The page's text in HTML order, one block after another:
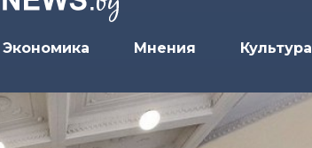
Экономика Мнения Культура